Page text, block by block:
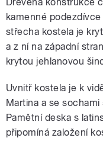
kamenné
střecha kostela je
a z ní na západní
krytou jehlanovou
Uvnitř kostela je k
Martina a se sochami
Pamětní deska s
připomíná založení